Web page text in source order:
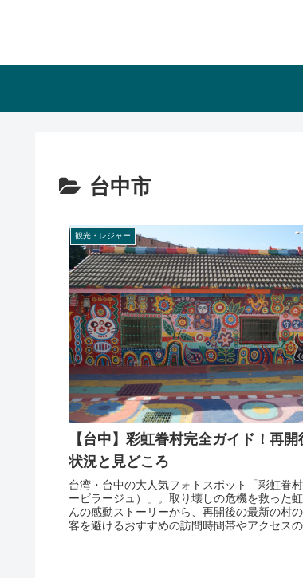
台中市
観光・レジャー
【台中】彩虹眷村完全ガイド！再
状況と見どころ
台湾・台中の大人気フォトスポット「彩虹眷
ービラージュ）」。取り壊しの危機を救った
んの感動ストーリーから、再開後の最新の村
客を避けるおすすめの訪問時間帯やアクセス
旅行者に役立つリアルな情報を徹底解説します